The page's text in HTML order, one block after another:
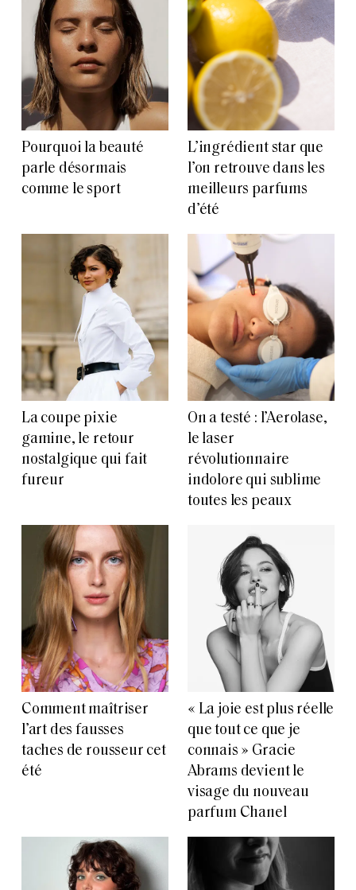
Pourquoi la beauté
parle désormais
comme le sport
L’ingrédient star que
l’on retrouve dans les
meilleurs parfums
d’été
La coupe pixie
gamine, le retour
nostalgique qui fait
fureur
On a testé : l’Aerolase,
le laser
révolutionnaire
indolore qui sublime
toutes les peaux
Comment maîtriser
l’art des fausses
taches de rousseur cet
été
« La joie est plus réelle
que tout ce que je
connais » Gracie
Abrams devient le
visage du nouveau
parfum Chanel